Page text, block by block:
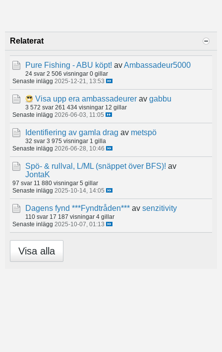
Relaterat
Pure Fishing - ABU köpt! avAmbassadeur5000
24 svar 2 506 visningar 0 gillar
Senaste inlägg 2025-12-21, 13:53
Visa upp era ambassadeurer av gabbu
3 572 svar 261 434 visningar 12 gillar
Senaste inlägg 2026-06-03, 11:05
Identifiering av gamla drag av metspö
32 svar 3 975 visningar 1 gilla
Senaste inlägg 2026-06-28, 10:46
Spö- & rullval, L/ML (snäppet över BFS)! av
JontaK
97 svar 11 880 visningar 5 gillar
Senaste inlägg 2025-10-14, 14:05
Dagens fynd ***Fyndtråden*** av senzitivity
110 svar 17 187 visningar 4 gillar
Senaste inlägg 2025-10-07, 01:13
Visa alla